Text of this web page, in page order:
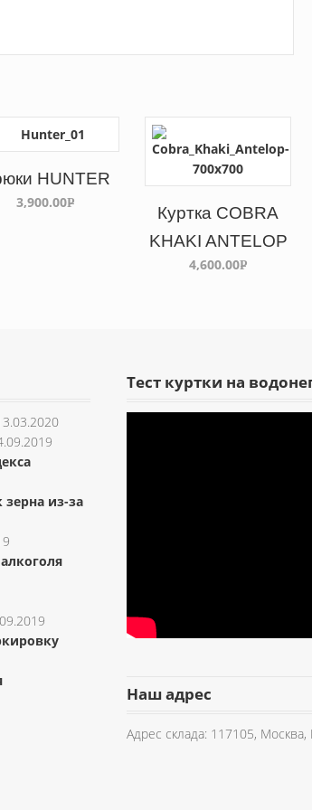
HUNTER
3,900.00Р
Куртка COBRA
KHAKI ANTELOP
4,600.00Р
из-за
Тест куртки на
Наш адрес
Адрес склада: 117105,